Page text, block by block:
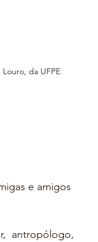
da UFPE
e amigos
antropólogo,